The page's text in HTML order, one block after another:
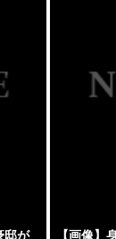
邸が
【画像】